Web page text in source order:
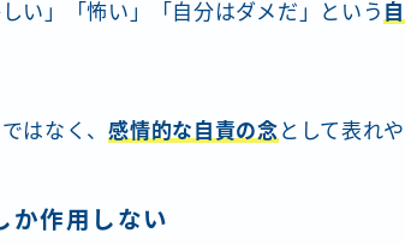
い」「怖い」「自分はダメだ」という
はなく、感情的な自責の念 として表れ
か作用しない